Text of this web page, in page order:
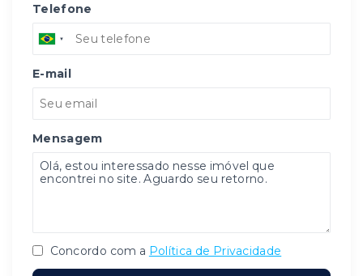
Telefone
E-mail
Mensagem
Concordo com a Política de Privacidade